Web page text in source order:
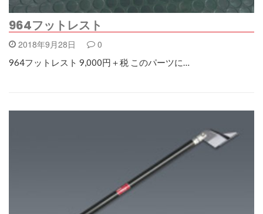
964フットレスト
2018年9月28日 0
964フットレスト 9,000円＋税 このパーツに…